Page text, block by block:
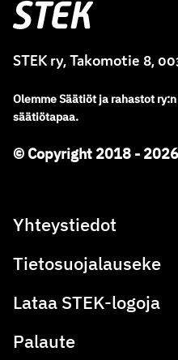
Stek
STEK ry, Takomotie 8,
OlemmeSäätiöt ja rahastot ry:
säätiötapaa.
© Copyright 2018 -
Yhteystiedot
Tietosuojalauseke
Lataa STEK-logoja
Palaute